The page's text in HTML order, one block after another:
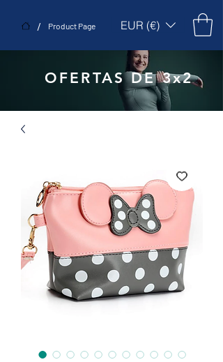
/ Product Page EUR (€)
OFERTAS DE 3x2